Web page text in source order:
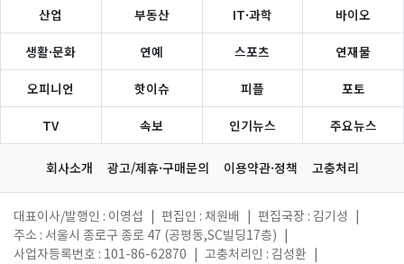
산업 부동산 IT·과학 바이오
생활·문화 연예 스포츠 연재물
오피니언 핫이슈 피플 포토
TV 속보 인기뉴스 주요뉴스
회사소개 광고/제휴·구매문의 이용약관·정책 고충처리
대표이사/발행인 : 이영섭 편집인 : 채원배 편집국장 : 김기성
주소 : 서울시 종로구 종로 47 (공평동,SC빌딩17층)
사업자등록번호 : 101-86-62870
고충처리인 : 김성환